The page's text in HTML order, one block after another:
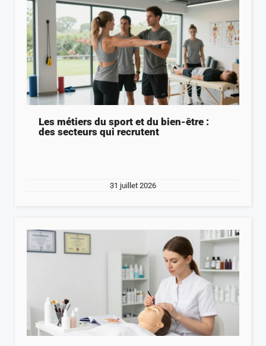
Les métiers du sport et du bien-être :
des secteurs qui recrutent
31 juillet 2026